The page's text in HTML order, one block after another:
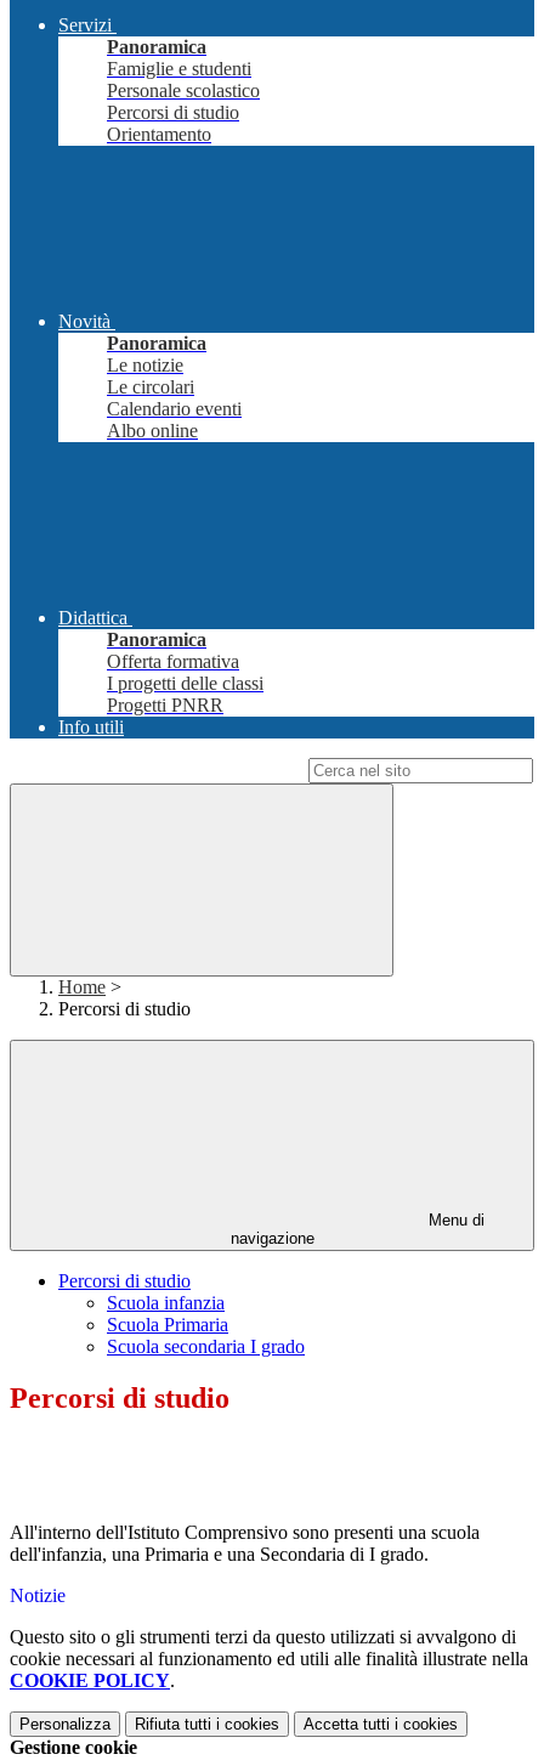
Servizi
Panoramica
Famiglie e studenti
Personale scolastico
Percorsi di studio
Orientamento
Novità
Panoramica
Le notizie
Le circolari
Calendario eventi
Albo online
Didattica
Panoramica
Offerta formativa
I progetti delle classi
Progetti PNRR
Info utili
Home >
Percorsi di studio
Menu di
navigazione
Percorsi di studio
Scuola infanzia
Scuola Primaria
Scuola secondaria I grado
Percorsi di studio
All'interno dell'Istituto Comprensivo sono presenti una scuola
dell'infanzia, una Primaria e una Secondaria di I grado.
Notizie
Questo sito o gli strumenti terzi da questo utilizzati si avvalgono di
cookie necessari al funzionamento ed utili alle finalità illustrate nella
COOKIE POLICY.
Personalizza Rifiuta tutti i cookies Accetta tutti i cookies
Gestione cookie